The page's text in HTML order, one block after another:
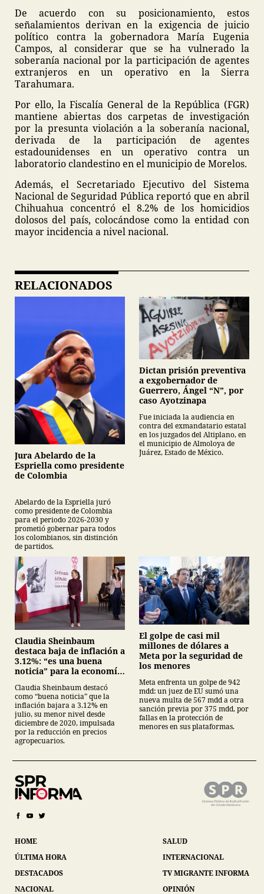
De acuerdo con su posicionamiento, estos
señalamientos derivan en la exigencia de juicio
político contra la gobernadora María Eugenia
Campos, al considerar que se ha vulnerado la
soberanía nacional por la participación de agentes
extranjeros en un operativo en la Sierra
Tarahumara.
Por ello, la Fiscalía General de la República (FGR)
mantiene abiertas dos carpetas de investigación
por la presunta violación a la soberanía nacional,
derivada de la participación de agentes
estadounidenses en un operativo contra un
laboratorio clandestino en el municipio de Morelos.
Además, el Secretariado Ejecutivo del Sistema
Nacional de Seguridad Pública reportó que en abril
Chihuahua concentró el 8.2% de los homicidios
dolosos del país, colocándose como la entidad con
mayor incidencia a nivel nacional.
RELACIONADOS
Jura Abelardo de la
Espriella como presidente
de Colombia
Abelardo de la Espriella juró
como presidente de Colombia
para el periodo 2026-2030 y
prometió gobernar para todos
los colombianos, sin distinción
de partidos.
Dictan prisión preventiva
a exgobernador de
Guerrero, Ángel “N”, por
caso Ayotzinapa
Fue iniciada la audiencia en
contra del exmandatario estatal
en los juzgados del Altiplano, en
el municipio de Almoloya de
Juárez, Estado de México.
Claudia Sheinbaum
destaca baja de inflación a
3.12%: “es una buena
noticia” para la economía
Claudia Sheinbaum destacó
como “buena noticia” que la
inflación bajara a 3.12% en
julio, su menor nivel desde
diciembre de 2020, impulsada
por la reducción en precios
agropecuarios.
El golpe de casi mil
millones de dólares a
Meta por la seguridad de
los menores
Meta enfrenta un golpe de 942
mdd: un juez de EU sumó una
nueva multa de 567 mdd a otra
sanción previa por 375 mdd, por
fallas en la protección de
menores en sus plataformas.
HOME
ÚLTIMA HORA
DESTACADOS
NACIONAL
SALUD
INTERNACIONAL
TV MIGRANTE INFORMA
OPINIÓN